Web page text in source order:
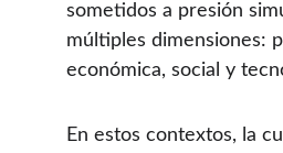
sometidos a presión
múltiples dimensiones:
económica, social y
En estos contextos, la